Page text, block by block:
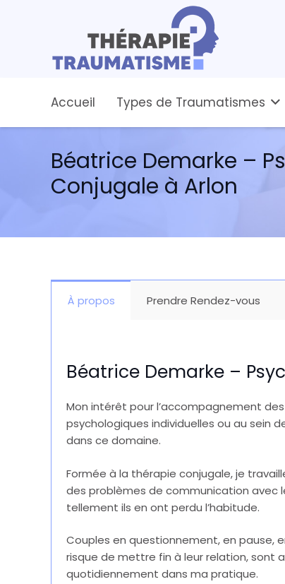
Accueil Types de Traumatismes
Béatrice Demarke –
Conjugale à Arlon
À propos Prendre Rendez-vous
Béatrice Demarke –
Mon intérêt pour l’accompagnement
psychologiques individuelles ou au sein
dans ce domaine.
Formée à la thérapie conjugale, je
des problèmes de communication avec
tellement ils en ont perdu l’habitude.
Couples en questionnement, en pause,
risque de mettre fin à leur relation, sont
quotidiennement dans ma pratique.